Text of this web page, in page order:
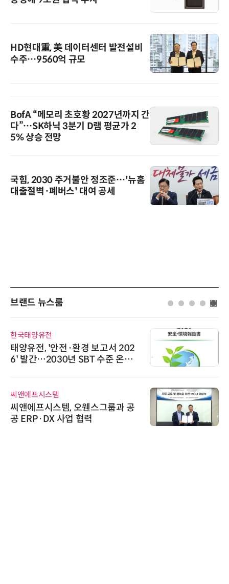
HD현대重, 美 데이터센터 발전설비
수주…9560억 규모
BofA “메모리 초호황 2027년까지 간
다”…SK하닉 3분기 D램 평균가 2
5% 상승 전망
국힘, 2030 주거불안 정조준…'뉴홈
대출절벽·폐버스' 대여 공세
브랜드 뉴스룸
한국태양유전
태양유전, '안전·환경 보고서 202
6' 발간…2030년 SBT 수준 온실
씨앤에프시스템
씨앤에프시스템, 오웬스그룹과 공
공 ERP·DX 사업 협력